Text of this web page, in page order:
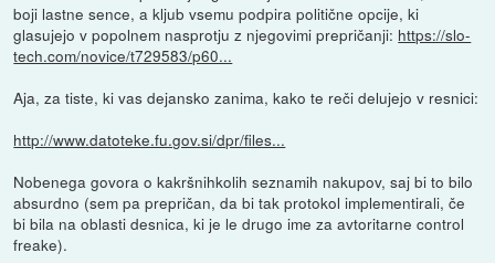
boji lastne sence, a kljub vsemu podpira politične opcije, ki
glasujejo v popolnem nasprotju z njegovimi prepričanji: https://slo-
tech.com/novice/t729583/p60...
Aja, za tiste, ki vas dejansko zanima, kako te reči delujejo v resnici:
http://www.datoteke.fu.gov.si/dpr/files...
Nobenega govora o kakršnihkolih seznamih nakupov, saj bi to bilo
absurdno (sem pa prepričan, da bi tak protokol implementirali, če
bi bila na oblasti desnica, ki je le drugo ime za avtoritarne control
freake).